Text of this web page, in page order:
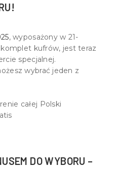
, wyposażony w 21-
komplet kufrów, jest teraz
specjalnej.
wybrać jeden z
całej Polski
DO WYBORU –